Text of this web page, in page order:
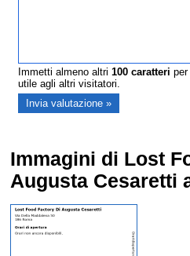
Immetti almeno altri100 caratteri
utile agli altri visitatori.
Immagini di Lost
Augusta Cesaretti